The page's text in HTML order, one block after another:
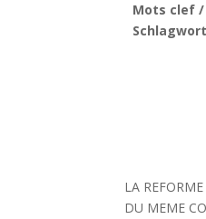
Mots clef /
LA
DU MEME